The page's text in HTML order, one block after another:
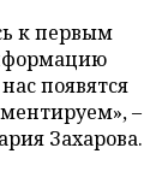
к первым
появятся
–
Захарова.